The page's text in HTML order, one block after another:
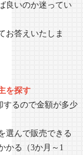
良いのか迷ってい
お答えいたしま
を探す
るので金額が多少
で販売できる
る（3か月～1